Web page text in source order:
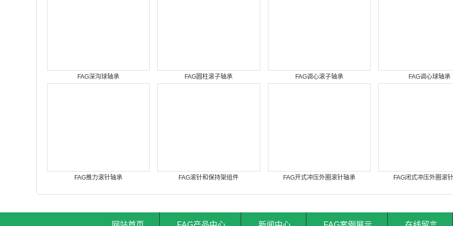
FAG深沟球轴承 FAG圆柱滚子轴承 FAG调心滚子轴承 FAG调心球轴承
FAG推力滚针轴承 FAG滚针和保持架组件 FAG开式冲压外圈滚针轴承 FAG闭式冲压外圈滚